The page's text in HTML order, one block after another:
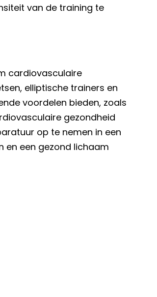
van de training te
cardiovasculaire
elliptische trainers en
voordelen bieden, zoals
gezondheid
op te nemen in een
en een gezond lichaam